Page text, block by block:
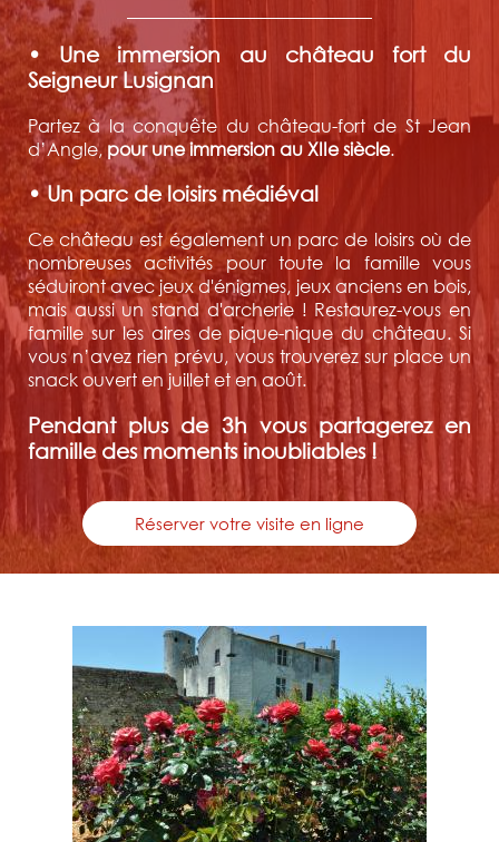
• Une immersion au château fort du
Seigneur Lusignan
Partez à la conquête du château-fort de St Jean
d’Angle, pour une immersion au XIIe siècle.
• Un parc de loisirs médiéval
Ce château est également un parc de loisirs où de
nombreuses activités pour toute la famille vous
séduiront avec jeux d'énigmes, jeux anciens en bois,
mais aussi un stand d'archerie ! Restaurez-vous en
famille sur les aires de pique-nique du château. Si
vous n’avez rien prévu, vous trouverez sur place un
snack ouvert en juillet et en août.
Pendant plus de 3h vous partagerez en
famille des moments inoubliables !
Réserver votre visite en ligne